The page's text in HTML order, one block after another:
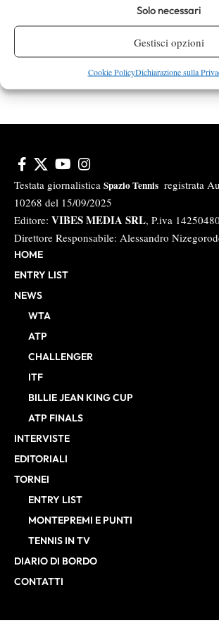
Solo necessari
Gestisci opzioni
Cookie PolicyDichiarazione sulla
Instagram
Youtube
Testata giornalistica Spazio Tennis registrata
10268 del 15/09/2025
Editore: VIBES MEDIA SRL, P.iva
Direttore Responsabile: Alessandro
HOME
ENTRY LIST
NEWS
WTA
ATP
CHALLENGER
ITF
BILLIE JEAN KING CUP
ATP FINALS
INTERVISTE
EDITORIALI
TORNEI
ENTRY LIST
MONTEPREMI E PUNTI
TENNIS IN TV
DIARIO DI BORDO
CONTATTI